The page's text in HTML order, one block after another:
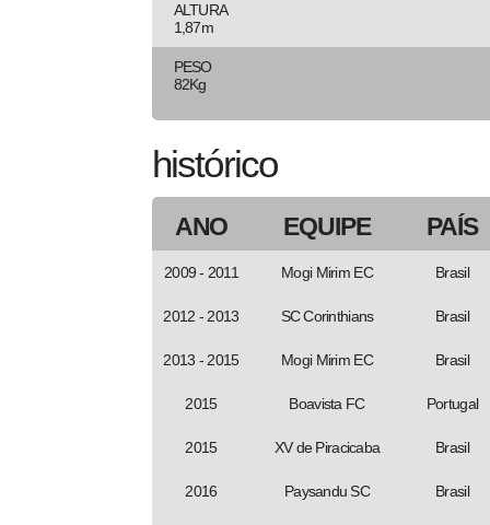
ALTURA
1,87m
PESO
82Kg
histórico
ANO EQUIPE PAÍS
2009 - 2011 Mogi Mirim EC Brasil
2012 - 2013 SC Corinthians Brasil
2013 - 2015 Mogi Mirim EC Brasil
2015 Boavista FC Portugal
2015 XV de Piracicaba Brasil
2016 Paysandu SC Brasil